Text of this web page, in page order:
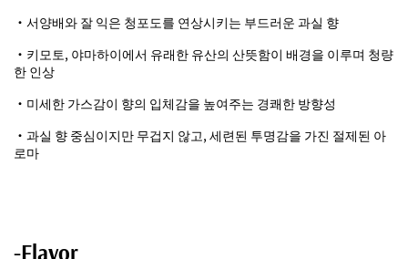
・서양배와 잘 익은 청포도를 연상시키는 부드러운 과실 향
・키모토, 야마하이에서 유래한 유산의 산뜻함이 배경을 이루며 청량
한 인상
・미세한 가스감이 향의 입체감을 높여주는 경쾌한 방향성
・과실 향 중심이지만 무겁지 않고, 세련된 투명감을 가진 절제된 아
로마
-Flavor